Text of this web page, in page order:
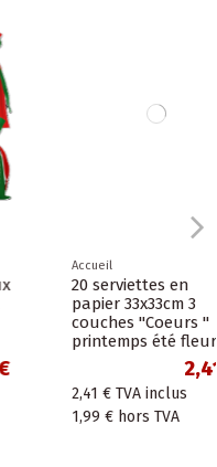
Boites postales
écologiques brunes
0,53 €
TVA inclus
0,44 €